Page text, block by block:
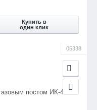
Купить в
один клик
05338
постом ИК-4